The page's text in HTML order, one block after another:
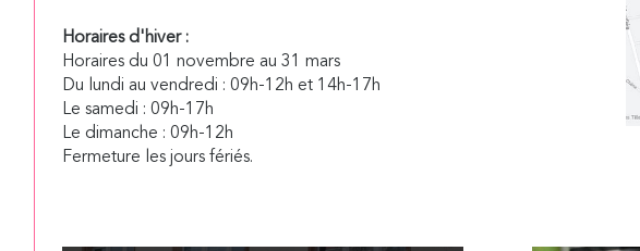
Horaires d'hiver :
Horaires du 01 novembre au 31 mars
Du lundi au vendredi : 09h-12h et 14h-17h
Le samedi : 09h-17h
Le dimanche : 09h-12h
Fermeture les jours fériés.